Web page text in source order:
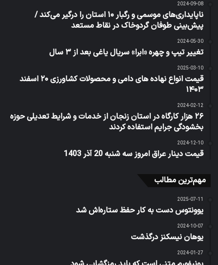
2024-09-08
ناپایداری‌های موسمی و رگبار ۱۰ استان را درگیر می‌کند /
پیش‌بینی طوفان گردوخاک در نقاط مستعد
2024-05-30
تغییر تیپ و چهره «ابرا» سریال یاغی بعد از ۳ سال
2025-03-10
قیمت انواع نهاده های دامی و محصولات کشاورزی ۲۰ اسفند
۱۴۰۳
2024-02-12
۲۶ هزار کارگاه در استان زنجان از خدمات و شرایط تعدیلی حوزه
بخشودگی جرایم استفاده کردند
2024-12-10
قیمت دینار عراق امروز سه شنبه 20 آذر 1403
مهم‌ترین مطالب
2025-07-11
یوونتوس دست به کار حفظ ستاره‌اش شد
2024-10-07
یوهان نیسکنز درگذشت
2024-01-27